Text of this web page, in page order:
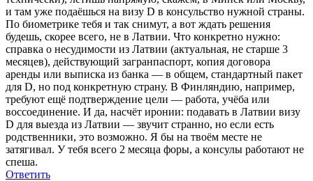
и там уже подаёшься на визу D в консульство нужной страны.
По биометрике тебя и так снимут, а вот ждать решения
будешь, скорее всего, не в Латвии. Что конкретно нужно:
справка о несудимости из Латвии (актуальная, не старше 3
месяцев), действующий загранпаспорт, копия договора
аренды или выписка из банка — в общем, стандартный пакет
для D, но под конкретную страну. В Финляндию, например,
требуют ещё подтверждение цели — работа, учёба или
воссоединение. И да, насчёт иронии: подавать в Латвии визу
D для выезда из Латвии — звучит странно, но если есть
родственники, это возможно. Я бы на твоём месте не
затягивал. У тебя всего 2 месяца форы, а консулы работают не
спеша.
Ответить